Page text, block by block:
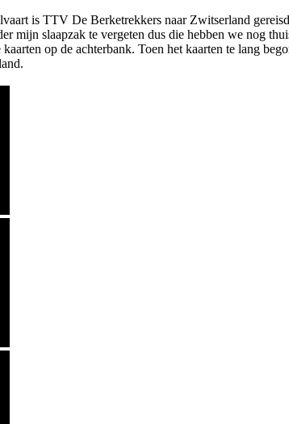
is TTV De Berketrekkers naar Zwitserland
mijn slaapzak te vergeten dus die hebben we nog
op de achterbank. Toen het kaarten te lang